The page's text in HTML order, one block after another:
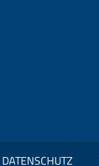
DATENSCHUTZ